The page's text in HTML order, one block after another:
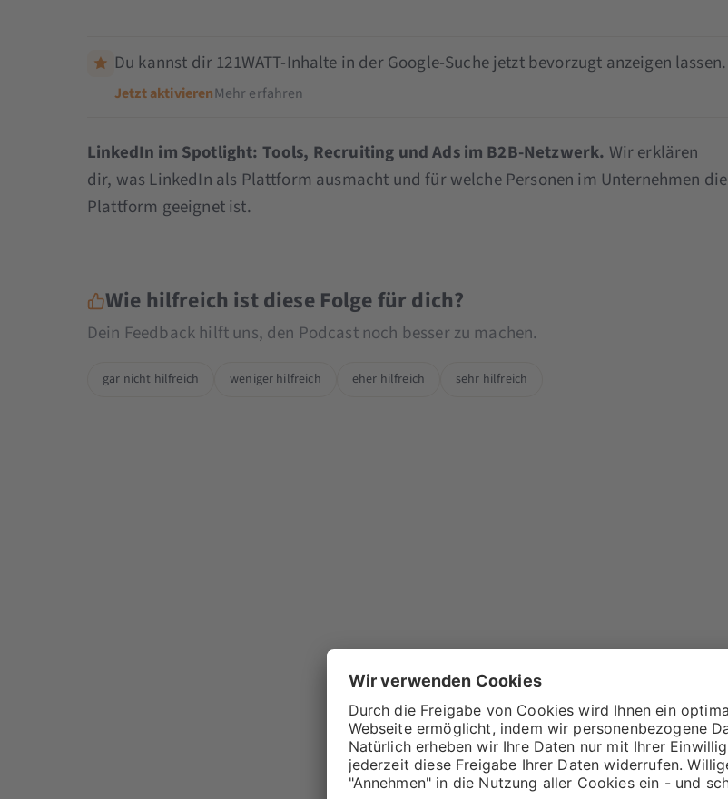
Du kannst dir 121WATT-Inhalte in der Google-Suche jetzt bevorzugt anzeigen lassen.
Jetzt aktivierenMehr erfahren
LinkedIn im Spotlight: Tools, Recruiting und Ads im B2B-Netzwerk. Wir erklären
dir, was LinkedIn als Plattform ausmacht und für welche Personen im Unternehmen die
Plattform geeignet ist.
Wie hilfreich ist diese Folge für dich?
Dein Feedback hilft uns, den Podcast noch besser zu machen.
gar nicht hilfreich weniger hilfreich eher hilfreich sehr hilfreich